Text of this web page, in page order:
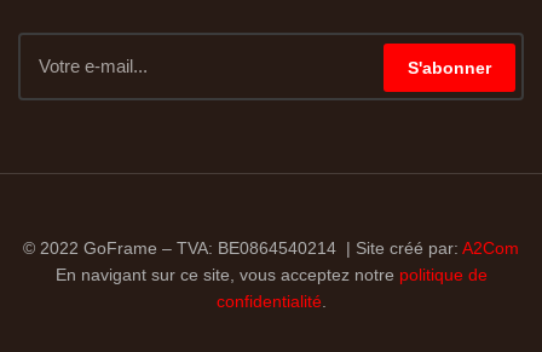
S'abonner
© 2022 GoFrame – TVA: BE0864540214 | Site créé par: A2Com
En navigant sur ce site, vous acceptez notre politique de
confidentialité.